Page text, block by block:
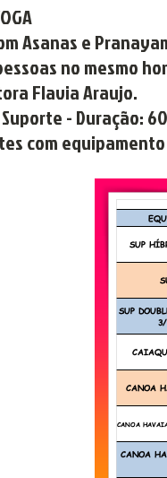
Asanas e
no mesmo
Flavia Araujo.
- Duração:
com equipamento